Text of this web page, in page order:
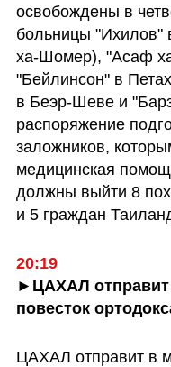
освобождены в
больницы "Ихилов"
ха-Шомер), "Асаф
"Бейлинсон" в
в Беэр-Шеве и
распоряжение
заложников,
медицинская
должны выйти 8
и 5 граждан
20:19
►ЦАХАЛ
повесток
ЦАХАЛ отправит в